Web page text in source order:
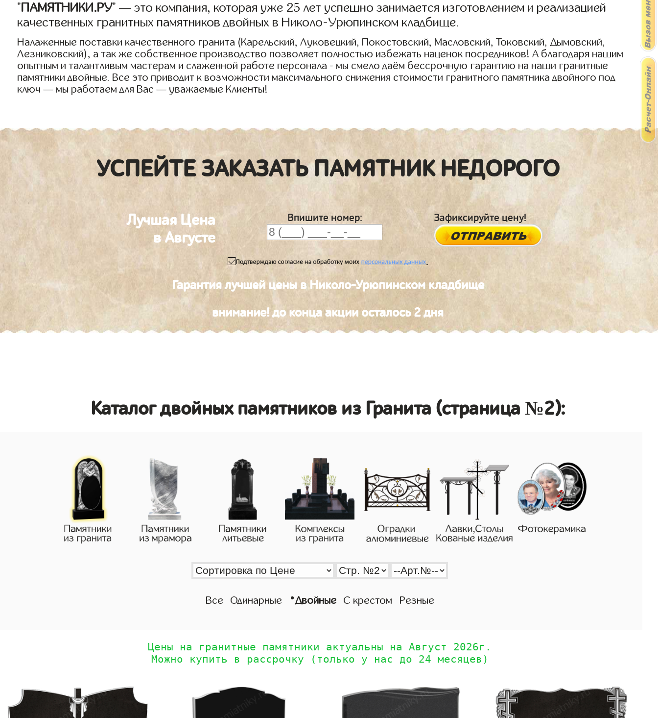
"ПАМЯТНИКИ.РУ" — это компания, которая уже 25 лет успешно занимается изготовлением и реализацией
качественных гранитных памятников двойных в Николо-Урюпинском кладбище.
Налаженные поставки качественного гранита (Карельский, Луковецкий, Покостовский, Масловский, Токовский, Дымовский,
Лезниковский), а так же собственное производство позволяет полностью избежать наценок посредников! А благодаря нашим
опытным и талантливым мастерам и слаженной работе персонала - мы смело даём бессрочную гарантию на наши гранитные
памятники двойные. Все это приводит к возможности максимального снижения стоимости гранитного памятника двойного под
ключ — мы работаем для Вас — уважаемые Клиенты!
УСПЕЙТЕ ЗАКАЗАТЬ ПАМЯТНИК НЕДОРОГО
Лучшая Цена
в Августе
Впишите номер: Зафиксируйте цену!
.
Гарантия лучшей цены в Николо-Урюпинском кладбище
внимание! до конца акции осталось 2 дня
Каталог двойных памятников из Гранита (страница №2):
Все Одинарные •Двойные С крестом Резные
Цены на гранитные памятники актуальны на Август 2026г.
Можно купить в рассрочку (только у нас до 24 месяцев)